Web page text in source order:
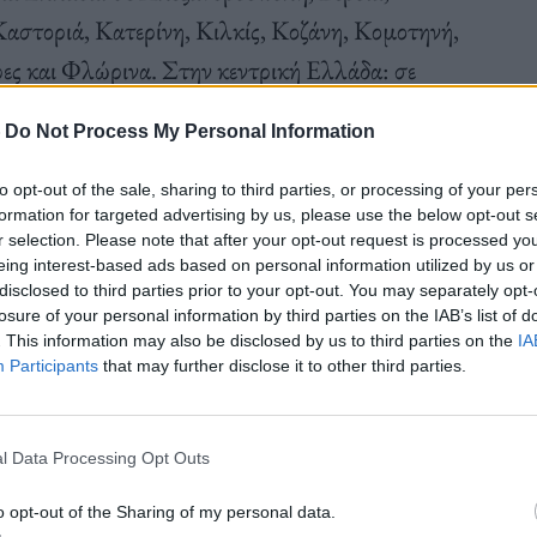
Do Not Process My Personal Information
opt-out of the sale, sharing to third parties, or processing of your
for targeted advertising by us, please use the below opt-out
selection. Please note that after your opt-out request is processed
interest-based ads based on personal information utilized by us
to third parties prior to your opt-out. You may separately
of your personal information by third parties on the IAB’s list of
This information may also be disclosed by us to third parties on the
Participants that may further disclose it to other third parties.
Data Processing Opt Outs
opt-out of the Sharing of my personal data.
Κατερίνη, Κιλκίς, Κοζάνη, Κομοτηνή,
Φλώρινα. Στην κεντρική Ελλάδα: σε
Χαλκίδα. Στην Πελοπόννησο: σε Αμαλιάδα,
Σπάρτη και Τρίπολη. Στη δυτική
Ιωάννινα Μεσολόγγι και Πρέβεζα. Στη
Στα Επτάνησα: σε Αργοστόλι, Ζάκυνθο,
Ηράκλειο, Ρέθυμνο και Χανιά. Τέλος,
η Κως, η Μυτιλήνη, η Ρόδος, η Σάμος και η
και τις συνεχείς μας επενδύσεις σε
στο γ’ τρίμηνο της χρονιάς, τον στόχο που
το τέλος του 2023. Συνεχίζουμε με αμείωτο